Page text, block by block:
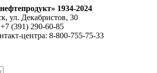
1934-2024
ул. Декабристов, 30
(391) 290-60-85
центра: 8-800-755-75-33